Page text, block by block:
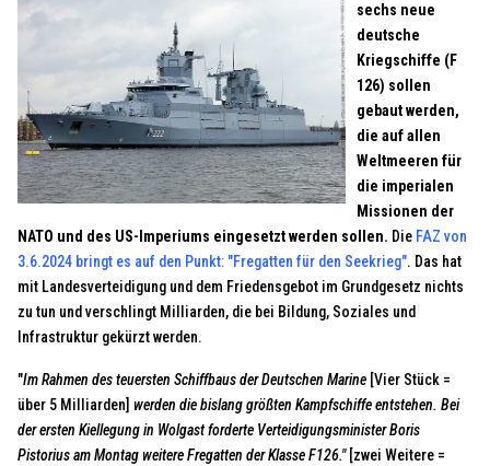
sechs neue
deutsche
Kriegschiffe (F
126) sollen
gebaut werden,
die auf allen
Weltmeeren für
die imperialen
Missionen der
NATO und des US-Imperiums eingesetzt werden sollen. Die FAZ von
3.6.2024 bringt es auf den Punkt: "Fregatten für den Seekrieg". Das hat
mit Landesverteidigung und dem Friedensgebot im Grundgesetz nichts
zu tun und verschlingt Milliarden, die bei Bildung, Soziales und
Infrastruktur gekürzt werden.
"Im Rahmen des teuersten Schiffbaus der Deutschen Marine [Vier Stück =
über 5 Milliarden]werden die bislang größten Kampfschiffe entstehen. Bei
der ersten Kiellegung in Wolgast forderte Verteidigungsminister Boris
Pistorius am Montag weitere Fregatten der Klasse F126."[zwei Weitere =